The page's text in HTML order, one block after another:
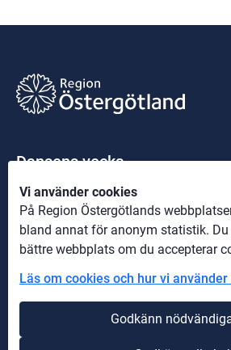
Vi använder cookies
På Region Östergötlands
bland annat för anonym statistik.
bättre webbplats om du accepterar
Läs om cookies och hur vi använder
Godkänn
Dansens vecka
Länkar
Mer om Dansens vecka
Sociala medier
Följ Dansens vecka på